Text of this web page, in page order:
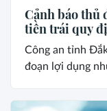
Cảnh báo thủ
tiền trái quy
Công an tỉnh
đoạn lợi dụng